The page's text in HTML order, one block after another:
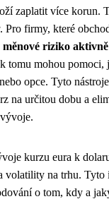
zaplatit více korun.
Pro firmy, které
měnové riziko
tomu mohou pomoci,
opce. Tyto
na určitou dobu a
kurzu eura k
volatility na trhu. Tyto
o tom, kdy a